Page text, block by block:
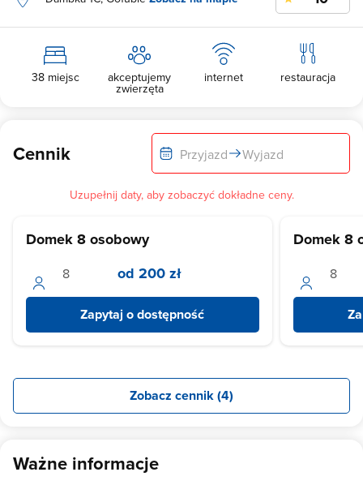
38 miejsc akceptujemy
zwierzęta
internet restauracja
Cennik Przyjazd Wyjazd
Uzupełnij daty, aby zobaczyć dokładne ceny.
Domek 8 osobowy
od 200 zł
Zapytaj o dostępność
Domek 8
Zobacz cennik (4)
Ważne informacje